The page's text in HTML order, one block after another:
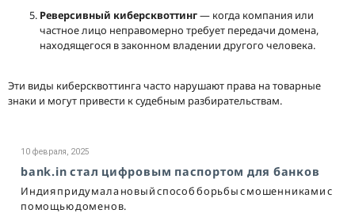
Реверсивный киберсквоттинг— когда компания или
частное лицо неправомерно требует передачи домена,
находящегося в законном владении другого человека.
Эти виды киберсквоттинга часто нарушают права на товарные
знаки и могут привести к судебным разбирательствам.
10 февраля, 2025
bank.in стал цифровым паспортом для банков
Индия придумала новый способ борьбы с мошенниками с
помощью доменов.